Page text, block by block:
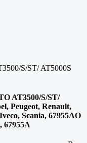
S/ST/ AT5000S
AT3500/S/ST/
Peugeot, Renault,
Scania, 67955AO
67955A